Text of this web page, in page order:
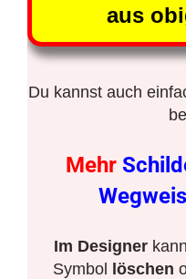
aus
Du kannst auch
Mehr
Im Designer
Symbol
löschen